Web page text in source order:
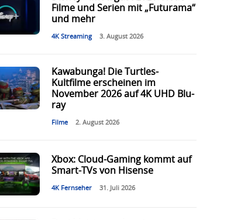
Filme und Serien mit „Futurama“
und mehr
4K Streaming 3. August 2026
Kawabunga! Die Turtles-
Kultfilme erscheinen im
November 2026 auf 4K UHD Blu-
ray
Filme 2. August 2026
Xbox: Cloud-Gaming kommt auf
Smart-TVs von Hisense
4K Fernseher 31. Juli 2026